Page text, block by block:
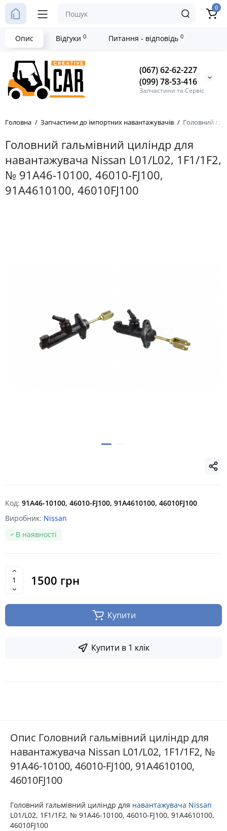
(067) 62-62-227
(099) 78-53-416
Запчастини та Сервіс
0
Головна Запчастини до імпортних навантажувачів Головний
Головний гальмівний циліндр для
навантажувача Nissan L01/L02, 1F1/1F2,
№ 91A46-10100, 46010-FJ100,
91A4610100, 46010FJ100
Код: 91A46-10100, 46010-FJ100, 91A4610100, 46010FJ100
Виробник: Nissan
В наявності
1500 грн
Купити
Купити в 1 клік
Опис Відгуки 0 Питання - відповідь 0
Опис Головний гальмівний циліндр для
навантажувача Nissan L01/L02, 1F1/1F2, №
91A46-10100, 46010-FJ100, 91A4610100,
46010FJ100
Головний гальмівний циліндр для навантажувача Nissan
L01/L02, 1F1/1F2, № 91A46-10100, 46010-FJ100, 91A4610100,
46010FJ100